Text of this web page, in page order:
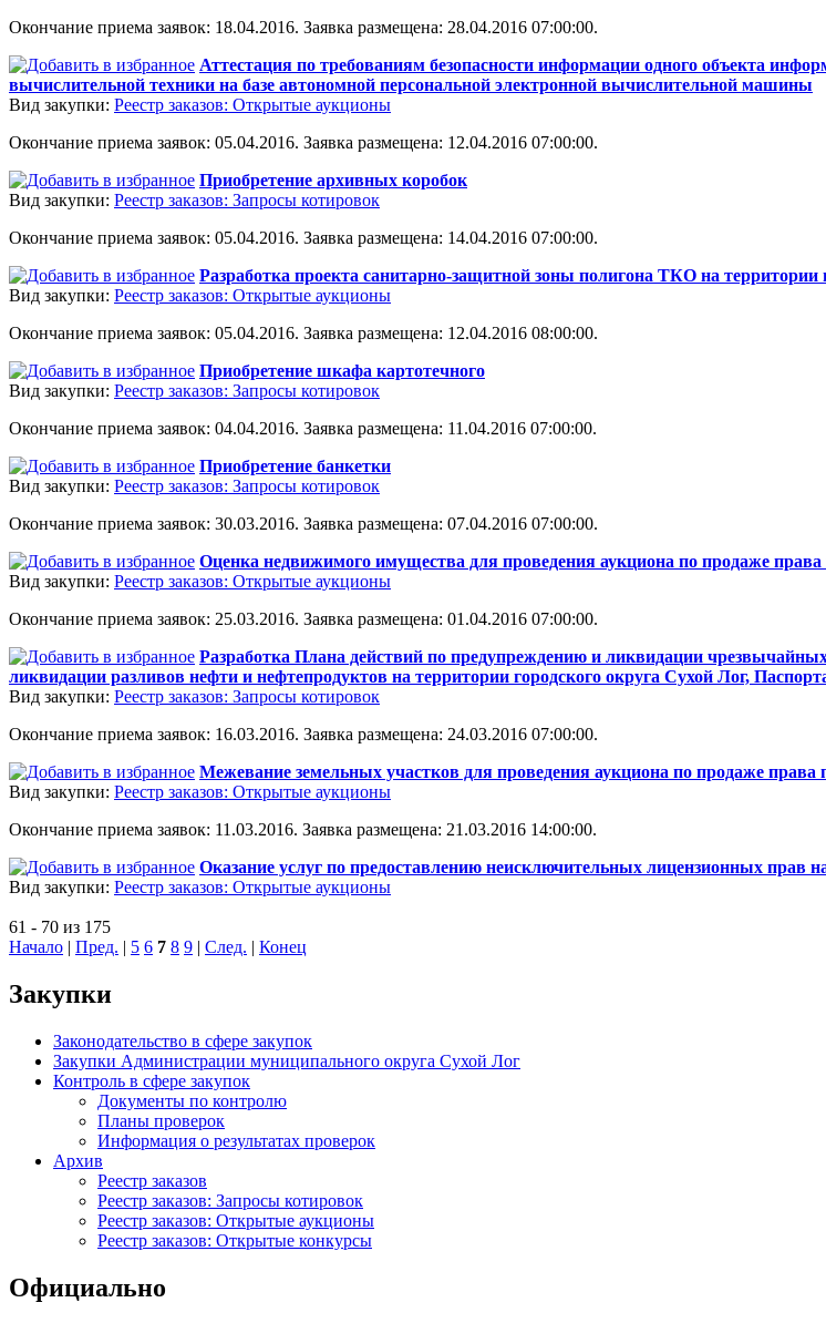
Окончание приема заявок: 18.04.2016. Заявка размещена: 28.04.2016 07:00:00.
Аттестация по требованиям безопасности информации одного объекта
вычислительной техники на базе автономной персональной электронной вычислительной машины
Вид закупки: Реестр заказов: Открытые аукционы
Окончание приема заявок: 05.04.2016. Заявка размещена: 12.04.2016 07:00:00.
Приобретение архивных коробок
Вид закупки: Реестр заказов: Запросы котировок
Окончание приема заявок: 05.04.2016. Заявка размещена: 14.04.2016 07:00:00.
Разработка проекта санитарно-защитной зоны полигона ТКО на территории
Вид закупки: Реестр заказов: Открытые аукционы
Окончание приема заявок: 05.04.2016. Заявка размещена: 12.04.2016 08:00:00.
Приобретение шкафа картотечного
Вид закупки: Реестр заказов: Запросы котировок
Окончание приема заявок: 04.04.2016. Заявка размещена: 11.04.2016 07:00:00.
Приобретение банкетки
Вид закупки: Реестр заказов: Запросы котировок
Окончание приема заявок: 30.03.2016. Заявка размещена: 07.04.2016 07:00:00.
Оценка недвижимого имущества для проведения аукциона по продаже права
Вид закупки: Реестр заказов: Открытые аукционы
Окончание приема заявок: 25.03.2016. Заявка размещена: 01.04.2016 07:00:00.
Разработка Плана действий по предупреждению и ликвидации
ликвидации разливов нефти и нефтепродуктов на территории городского округа Сухой Лог,
Вид закупки: Реестр заказов: Запросы котировок
Окончание приема заявок: 16.03.2016. Заявка размещена: 24.03.2016 07:00:00.
Межевание земельных участков для проведения аукциона по продаже права
Вид закупки: Реестр заказов: Открытые аукционы
Окончание приема заявок: 11.03.2016. Заявка размещена: 21.03.2016 14:00:00.
Оказание услуг по предоставлению неисключительных лицензионных прав
Вид закупки: Реестр заказов: Открытые аукционы
61 - 70 из 175
Начало | Пред. | 5 6 7 8 9 | След. | Конец
Закупки
Законодательство в сфере закупок
Закупки Администрации муниципального округа Сухой Лог
Контроль в сфере закупок
Документы по контролю
Планы проверок
Информация о результатах проверок
Архив
Реестр заказов
Реестр заказов: Запросы котировок
Реестр заказов: Открытые аукционы
Реестр заказов: Открытые конкурсы
Официально